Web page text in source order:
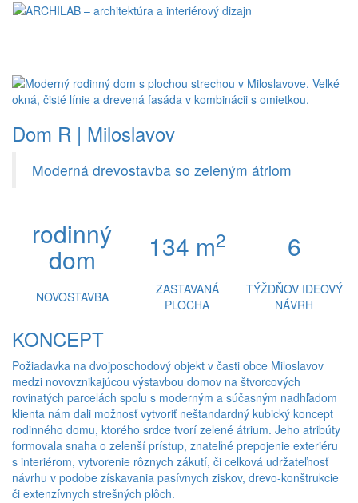
Dom R | Miloslavov
Moderná drevostavba so zeleným átriom
rodinný
dom 134 m2 6
NOVOSTAVBA
ZASTAVANÁ
PLOCHA
TÝŽDŇOV IDEOVÝ
NÁVRH
KONCEPT
Požiadavka na dvojposchodový objekt v časti obce Miloslavov
medzi novovznikajúcou výstavbou domov na štvorcových
rovinatých parcelách spolu s moderným a súčasným nadhľadom
klienta nám dali možnosť vytvoriť neštandardný kubický koncept
rodinného domu, ktorého srdce tvorí zelené átrium. Jeho atribúty
formovala snaha o zelenší prístup, znateľné prepojenie exteriéru
s interiérom, vytvorenie rôznych zákutí, či celková udržateľnosť
návrhu v podobe získavania pasívnych ziskov, drevo-konštrukcie
či extenzívnych strešných plôch.